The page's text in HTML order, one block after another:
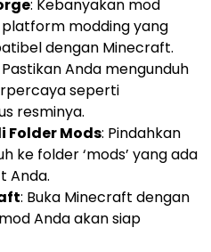
: Kebanyakan mod
modding yang
dengan Minecraft.
Pastikan Anda mengunduh
seperti
resminya.
Folder Mods: Pindahkan
ke folder ‘mods’ yang ada
Anda.
: Buka Minecraft dengan
Anda akan siap